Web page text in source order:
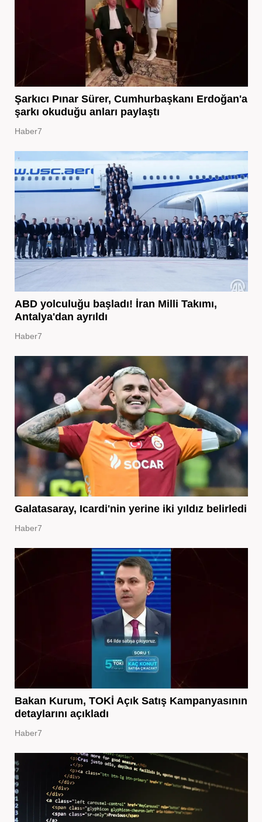
Şarkıcı Pınar Sürer, Cumhurbaşkanı Erdoğan'a
şarkı okuduğu anları paylaştı
Haber7
ABD yolculuğu başladı! İran Milli Takımı,
Antalya'dan ayrıldı
Haber7
Galatasaray, Icardi'nin yerine iki yıldız belirledi
Haber7
Bakan Kurum, TOKİ Açık Satış Kampanyasının
detaylarını açıkladı
Haber7